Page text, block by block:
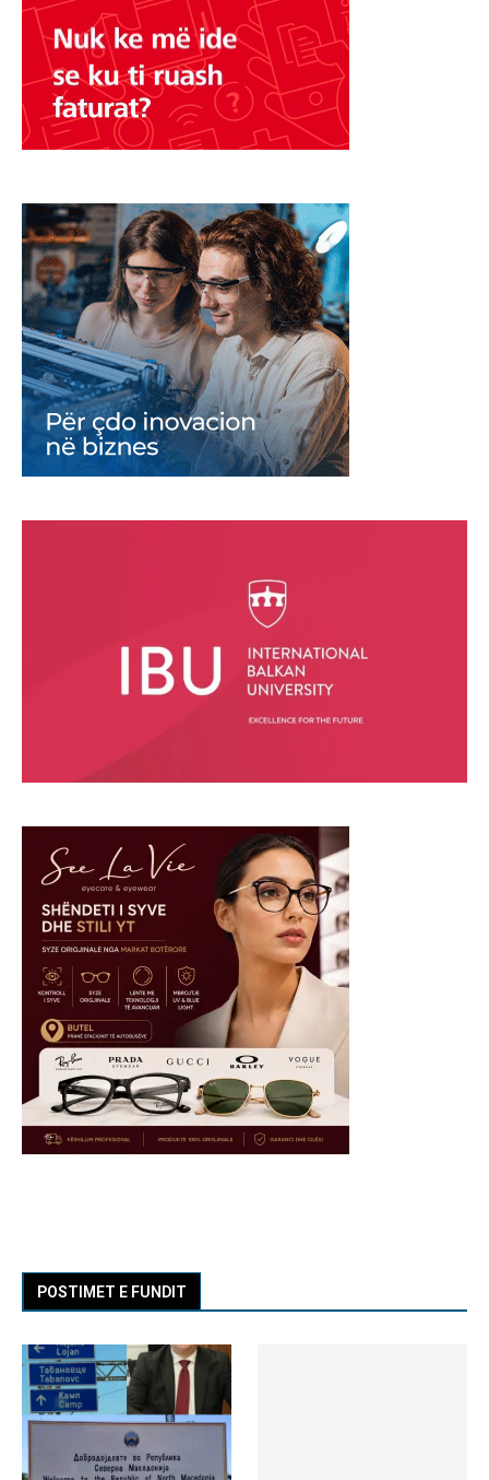
POSTIMET E FUNDIT